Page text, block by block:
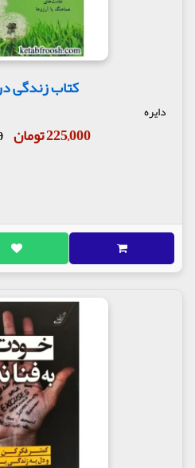
کتاب زندگی
دایره
225,000 تومان